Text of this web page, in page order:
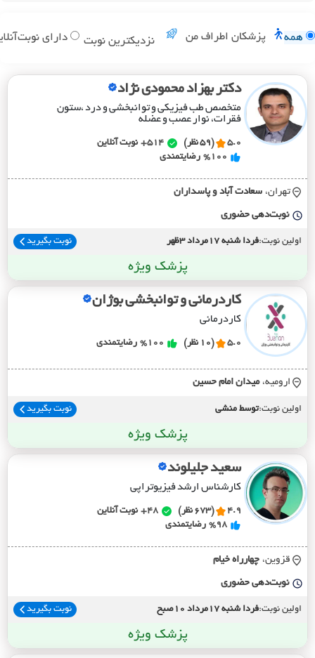
همه پزشکان اطراف من نزدیکترین نوبت دارای
دکتر بهزاد محمودی نژاد
متخصص طب فیزیکی و توانبخشی و درد ،ستون
فقرات، نوار عصب و عضله
5.0 (59 نظر) 514+
نوبت آنلاین
%100 رضایتمندی
تهران، سعادت آباد و پاسداران
نوبت‌دهی حضوری
اولین نوبت:فردا شنبه 17مرداد 3ظهر نوبت بگیرید
پزشک ویژه
کاردرمانی و توانبخشی بوژان
کاردرمانی
5.0 (10 نظر) %100 رضایتمندی
ارومیه، ميدان امام حسين
اولین نوبت:توسط منشی نوبت بگیرید
پزشک ویژه
سعید جلیلوند
کارشناس ارشد فیزیوتراپی
4.9 (673 نظر) 48+
نوبت آنلاین
%98 رضایتمندی
قزوین، چهارراه خيام
نوبت‌دهی حضوری
اولین نوبت:فردا شنبه 17مرداد 10صبح نوبت بگیرید
پزشک ویژه